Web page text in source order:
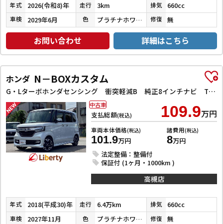
年式 2026(令和8)年 走行 3km 排気 660cc
車検 2029年6月 色 プラチナホワイトパール 修復 無
お問い合わせ 詳細はこちら
ホンダ N－BOXカスタム
G・Lターボホンダセンシング 衝突軽減B 純正8インチナビ TV Bluetooth対応 Bカメラ ビルドインETC 両側自動ドア アダプティブクルーズコントロール 革巻きステアリング パドルシフト LEDヘッドライト スマートキ
支払総額(税込) 109.9万円
車両本体価格(税込)
101.9万円
諸費用(税込)
8万円
法定整備：整備付
保証付 (1ヶ月・1000km )
中古車
高槻店
年式 2018(平成30)年 走行 6.4万km 排気 660cc
車検 2027年11月 色 プラチナホワイトパール 修復 無